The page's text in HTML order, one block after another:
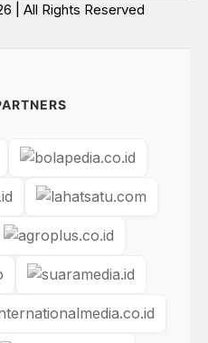
| All Rights Reserved